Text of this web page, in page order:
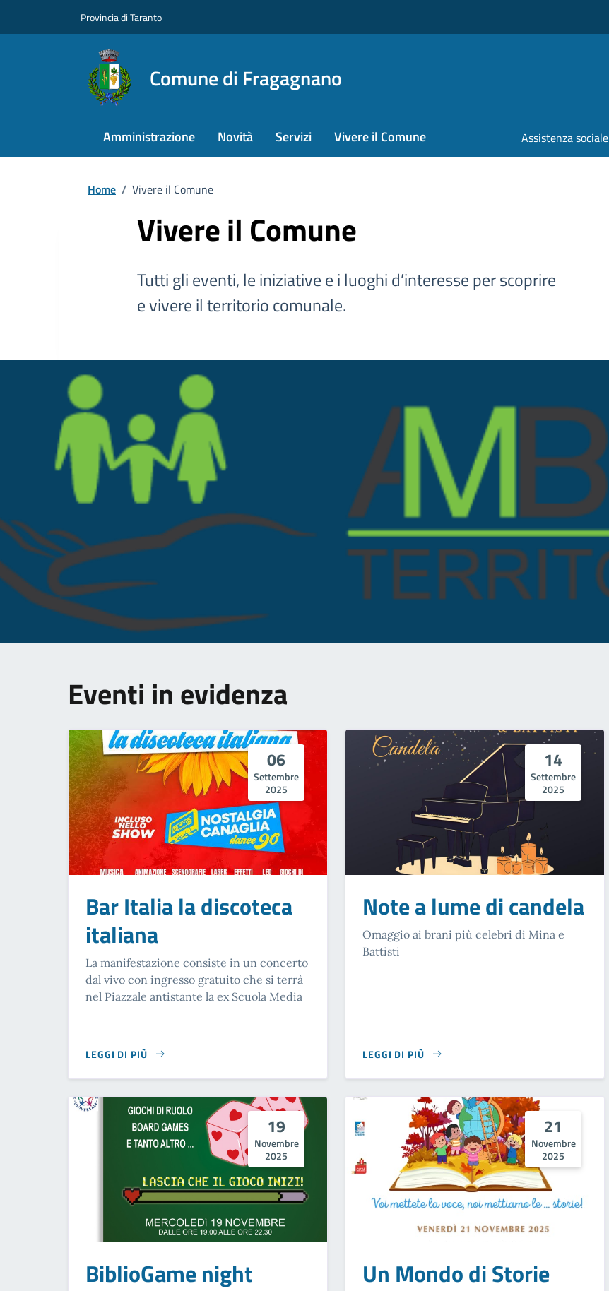
Provincia di Taranto
Comune di Fragagnano
Amministrazione Novità Servizi Vivere il Comune Assistenza sociale
Home / Vivere il Comune
Vivere il Comune
Tutti gli eventi, le iniziative e i luoghi d’interesse per scoprire
e vivere il territorio comunale.
Eventi in evidenza
06
Settembre
2025
Bar Italia la discoteca
italiana
La manifestazione consiste in un concerto
dal vivo con ingresso gratuito che si terrà
nel Piazzale antistante la ex Scuola Media
LEGGI DI PIÙ
SU BAR ITALIA LA DISCOTECA ITALIANA
14
Settembre
2025
Note a lume di candela
Omaggio ai brani più celebri di Mina e
Battisti
LEGGI DI PIÙ
SU NOTE A LUME DI CANDELA
19
Novembre
2025
BiblioGame night
21
Novembre
2025
Un Mondo di Storie